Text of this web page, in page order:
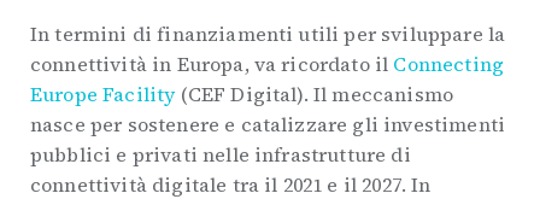
In termini di finanziamenti utili per sviluppare la
connettività in Europa, va ricordato il Connecting
Europe Facility(CEF Digital). Il meccanismo
nasce per sostenere e catalizzare gli investimenti
pubblici e privati ​​nelle infrastrutture di
connettività digitale tra il 2021 e il 2027. In